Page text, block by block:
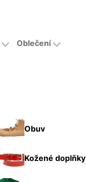
Oblečení
Obuv
Kožené doplňky